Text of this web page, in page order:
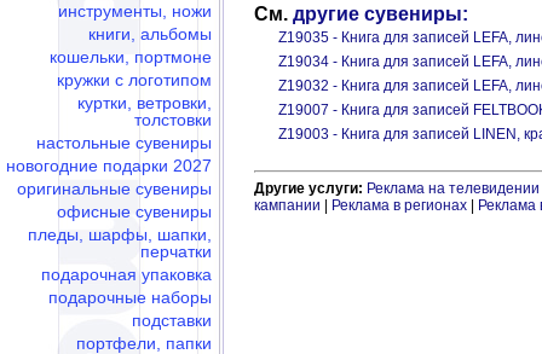
инструменты, ножи
книги, альбомы
кошельки, портмоне
кружки с логотипом
куртки, ветровки,
толстовки
настольные сувениры
новогодние подарки 2027
оригинальные сувениры
офисные сувениры
пледы, шарфы, шапки,
перчатки
подарочная упаковка
подарочные наборы
подставки
портфели, папки
См. другие сувениры:
Z19035 - Книга для записей LEFA,
Z19034 - Книга для записей LEFA,
Z19032 - Книга для записей LEFA,
Z19007 - Книга для записей
Z19003 - Книга для записей LINEN,
Другие услуги: Реклама на телевидении
кампании
Реклама в регионах Реклама